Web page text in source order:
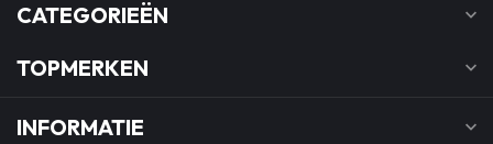
CATEGORIEËN
TOPMERKEN
INFORMATIE